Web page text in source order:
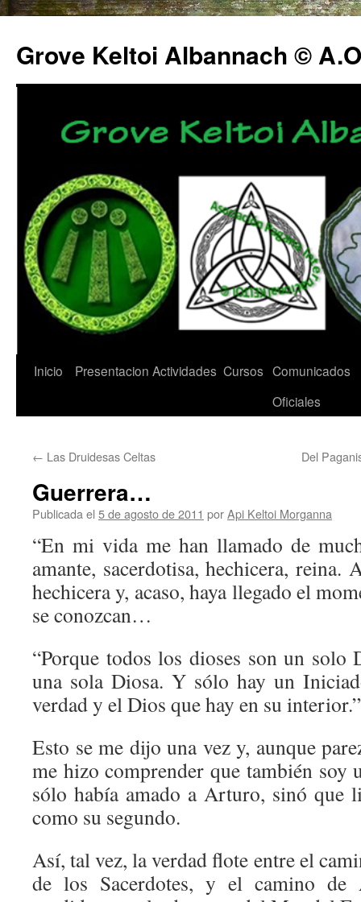
Grove Keltoi Albannach ©
Saltar
Inicio Presentacion Actividades Cursos Comunicados
Oficiales
← Las Druidesas Celtas Del
Guerrera…
Publicada el 5 de agosto de 2011 porApi Keltoi Morganna
“En mi vida me han llamado de
amante, sacerdotisa, hechicera, reina.
hechicera y, acaso, haya llegado el
se conozcan…
“Porque todos los dioses son un solo
una sola Diosa. Y sólo hay un
verdad y el Dios que hay en su interior.”
Esto se me dijo una vez y, aunque
me hizo comprender que también soy
sólo había amado a Arturo, sinó que
como su segundo.
Así, tal vez, la verdad flote entre el
de los Sacerdotes, y el camino de